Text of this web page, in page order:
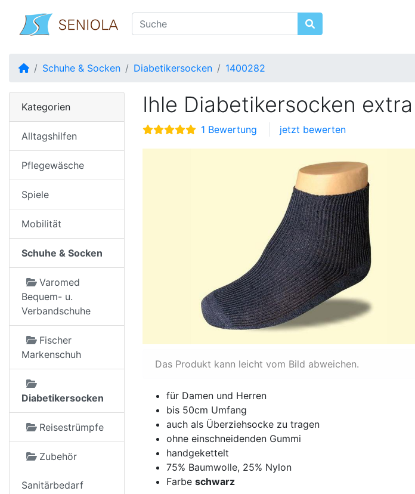
Startseite
Schuhe & Socken Diabetikersocken 1400282
Ihle Diabetikersocken
1 Bewertung jetzt bewerten
Das Produkt kann leicht vom Bild abweichen.
für Damen und Herren
bis 50cm Umfang
auch als Überziehsocke zu tragen
ohne einschneidenden Gummi
handgekettelt
75% Baumwolle, 25% Nylon
Farbe schwarz
Kategorien
Alltagshilfen
Pflegewäsche
Spiele
Mobilität
Schuhe & Socken
Varomed
Bequem- u.
Verbandschuhe
Fischer
Markenschuh
Diabetikersocken
Reisestrümpfe
Zubehör
Sanitärbedarf